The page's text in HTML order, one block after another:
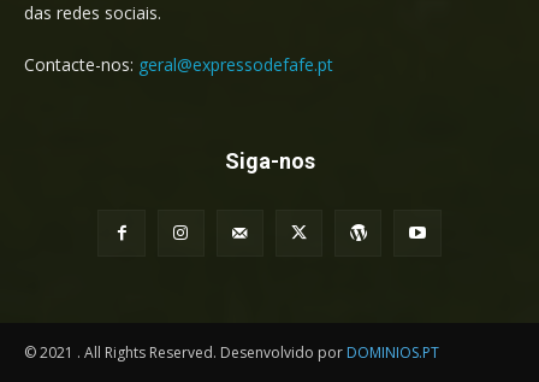
das redes sociais.
Contacte-nos: geral@expressodefafe.pt
Siga-nos
© 2021 . All Rights Reserved. Desenvolvido por DOMINIOS.PT